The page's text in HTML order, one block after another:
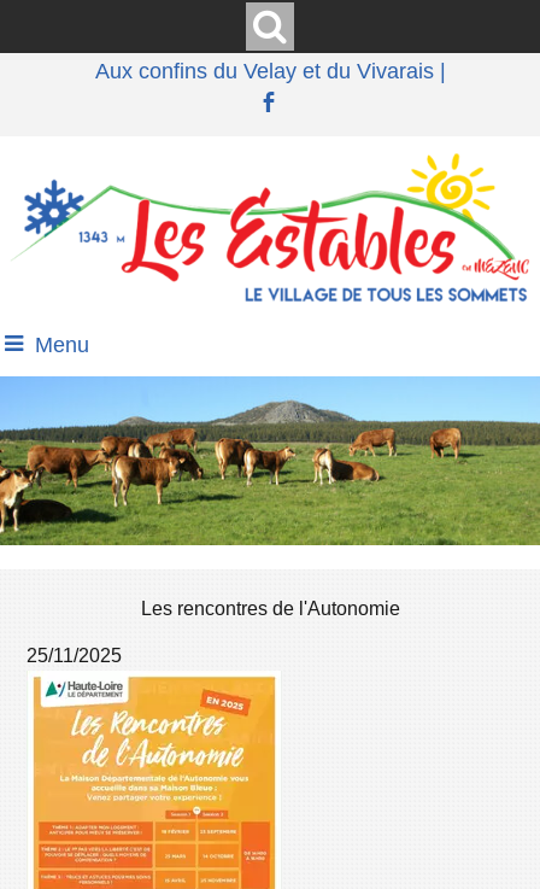
Aux confins du Velay et du Vivarais |
Menu
Les rencontres de l'Autonomie
25/11/2025